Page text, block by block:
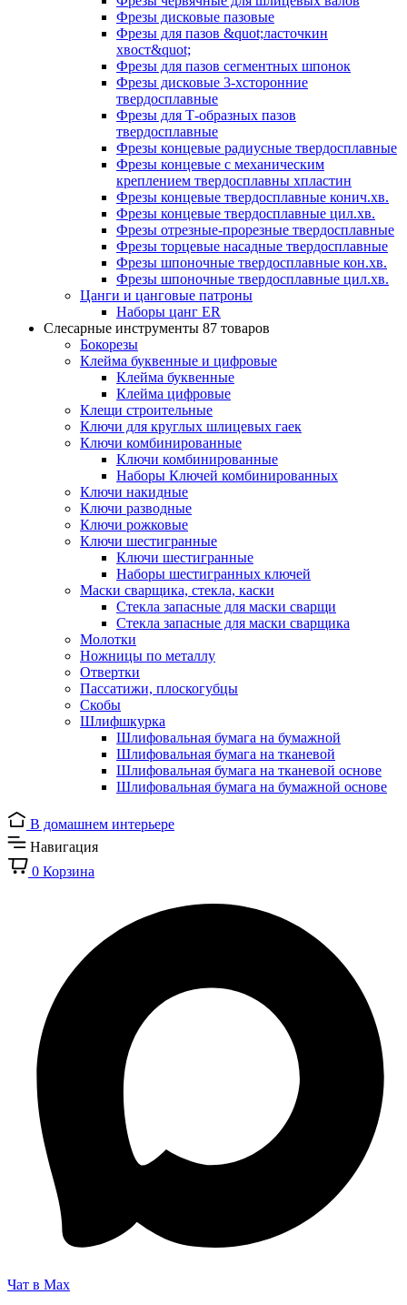
Фрезы дисковые пазовые
Фрезы для пазов &quot;ласточкин
хвост&quot;
Фрезы для пазов сегментных шпонок
Фрезы дисковые 3-хсторонние
твердосплавные
Фрезы для Т-образных пазов
твердосплавные
Фрезы концевые радиусные твердосплавные
Фрезы концевые с механическим
креплением твердосплавны хпластин
Фрезы концевые твердосплавные конич.хв.
Фрезы концевые твердосплавные цил.хв.
Фрезы отрезные-прорезные твердосплавные
Фрезы торцевые насадные твердосплавные
Фрезы шпоночные твердосплавные кон.хв.
Фрезы шпоночные твердосплавные цил.хв.
Цанги и цанговые патроны
Наборы цанг ER
Слесарные инструменты 87 товаров
Бокорезы
Клейма буквенные и цифровые
Клейма буквенные
Клейма цифровые
Клещи строительные
Ключи для круглых шлицевых гаек
Ключи комбинированные
Ключи комбинированные
Наборы Ключей комбинированных
Ключи накидные
Ключи разводные
Ключи рожковые
Ключи шестигранные
Ключи шестигранные
Наборы шестигранных ключей
Маски сварщика, стекла, каски
Стекла запасные для маски сварщи
Стекла запасные для маски сварщика
Молотки
Ножницы по металлу
Отвертки
Пассатижи, плоскогубцы
Скобы
Шлифшкурка
Шлифовальная бумага на бумажной
Шлифовальная бумага на тканевой
Шлифовальная бумага на тканевой основе
Шлифовальная бумага на бумажной основе
В домашнем интерьере
Навигация
0 Корзина
Чат в Max